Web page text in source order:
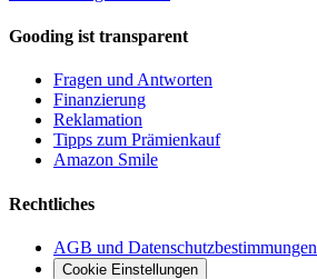
Gooding ist transparent
Fragen und Antworten
Finanzierung
Reklamation
Tipps zum Prämienkauf
Amazon Smile
Rechtliches
AGB und Datenschutzbestimmungen
Cookie Einstellungen